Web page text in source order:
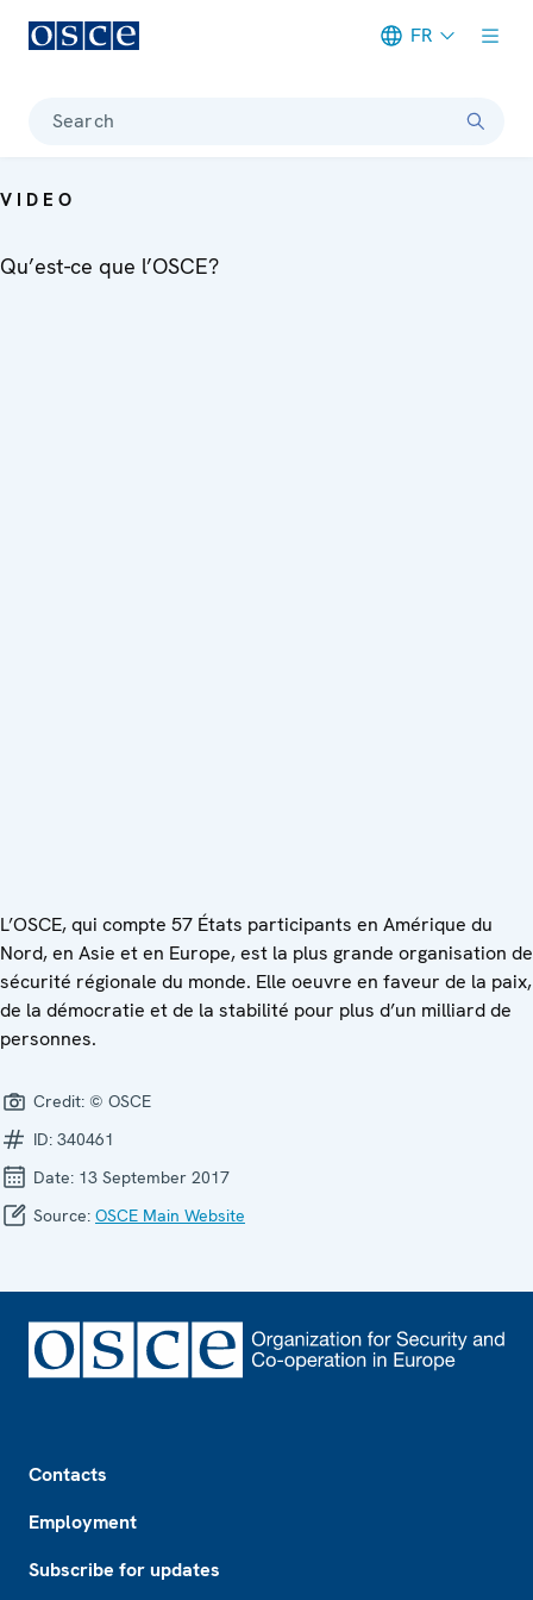
FR
Search
VIDEO
Qu’est-ce que l’OSCE?
L’OSCE, qui compte 57 États participants en Amérique du
Nord, en Asie et en Europe, est la plus grande organisation de
sécurité régionale du monde. Elle oeuvre en faveur de la paix,
de la démocratie et de la stabilité pour plus d’un milliard de
personnes.
Credit: © OSCE
ID: 340461
Date: 13 September 2017
Source: OSCE Main Website
Contacts
Employment
Subscribe for updates